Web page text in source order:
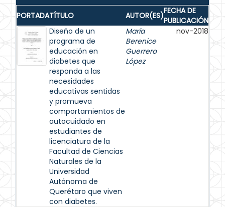
PORTADATÍTULO AUTOR(ES)FECHA DE
PUBLICACIÓN
Diseño de un
programa de
educación en
diabetes que
responda a las
necesidades
educativas sentidas
y promueva
comportamientos de
autocuidado en
estudiantes de
licenciatura de la
Facultad de Ciencias
Naturales de la
Universidad
Autónoma de
Querétaro que viven
con diabetes.
María
Berenice
Guerrero
López
nov-2018